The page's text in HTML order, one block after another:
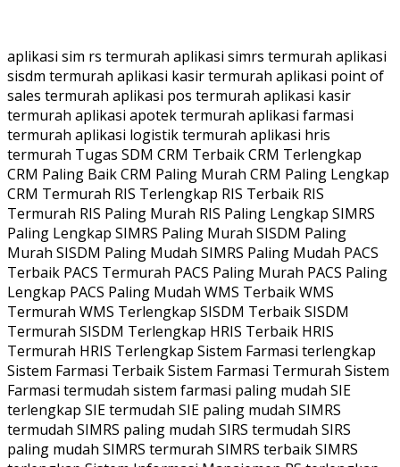
aplikasi sim rs termurah aplikasi simrs termurah aplikasi
sisdm termurah aplikasi kasir termurah aplikasi point of
sales termurah aplikasi pos termurah aplikasi kasir
termurah aplikasi apotek termurah aplikasi farmasi
termurah aplikasi logistik termurah aplikasi hris
termurah Tugas SDM CRM Terbaik CRM Terlengkap
CRM Paling Baik CRM Paling Murah CRM Paling Lengkap
CRM Termurah RIS Terlengkap RIS Terbaik RIS
Termurah RIS Paling Murah RIS Paling Lengkap SIMRS
Paling Lengkap SIMRS Paling Murah SISDM Paling
Murah SISDM Paling Mudah SIMRS Paling Mudah PACS
Terbaik PACS Termurah PACS Paling Murah PACS Paling
Lengkap PACS Paling Mudah WMS Terbaik WMS
Termurah WMS Terlengkap SISDM Terbaik SISDM
Termurah SISDM Terlengkap HRIS Terbaik HRIS
Termurah HRIS Terlengkap Sistem Farmasi terlengkap
Sistem Farmasi Terbaik Sistem Farmasi Termurah Sistem
Farmasi termudah sistem farmasi paling mudah SIE
terlengkap SIE termudah SIE paling mudah SIMRS
termudah SIMRS paling mudah SIRS termudah SIRS
paling mudah SIMRS termurah SIMRS terbaik SIMRS